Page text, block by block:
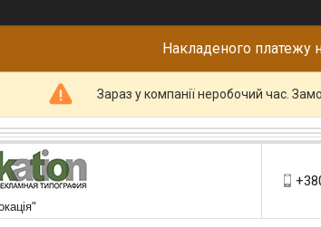
Накладеного платежу
Зараз у компанії неробочий час.